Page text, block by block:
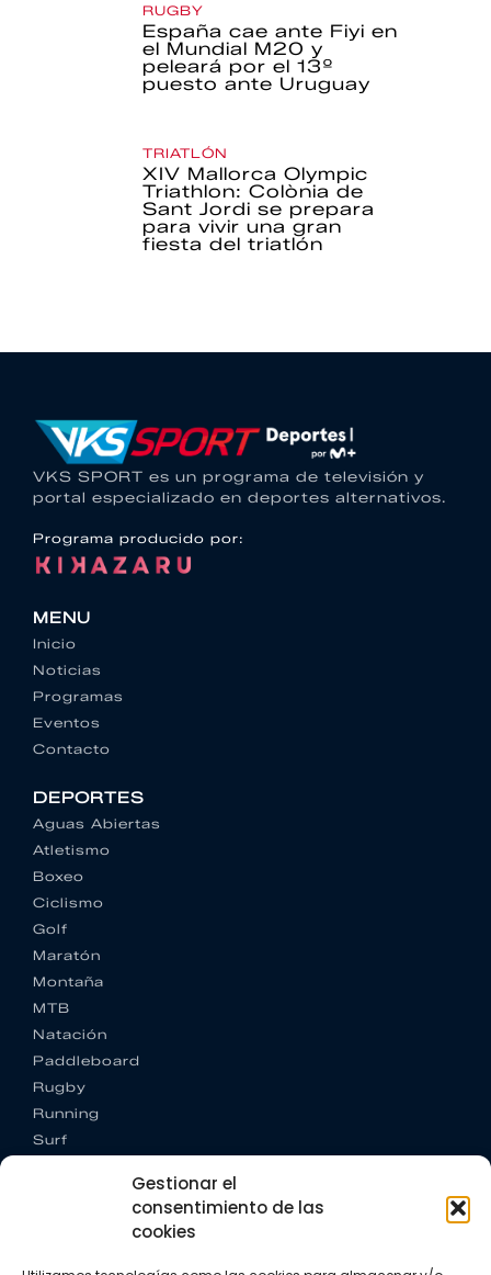
Gestionar el
consentimiento de las
cookies
RUGBY
España cae ante Fiyi en
el Mundial M20 y
peleará por el 13º
puesto ante Uruguay
TRIATLÓN
XIV Mallorca Olympic
Triathlon: Colònia de
Sant Jordi se prepara
para vivir una gran
fiesta del triatlón
VKS SPORT es un programa de televisión y
portal especializado en deportes alternativos.
Programa producido por:
MENU
Inicio
Noticias
Programas
Eventos
Contacto
DEPORTES
Aguas Abiertas
Atletismo
Boxeo
Ciclismo
Golf
Maratón
Montaña
MTB
Natación
Paddleboard
Rugby
Running
Surf
CONTACTO